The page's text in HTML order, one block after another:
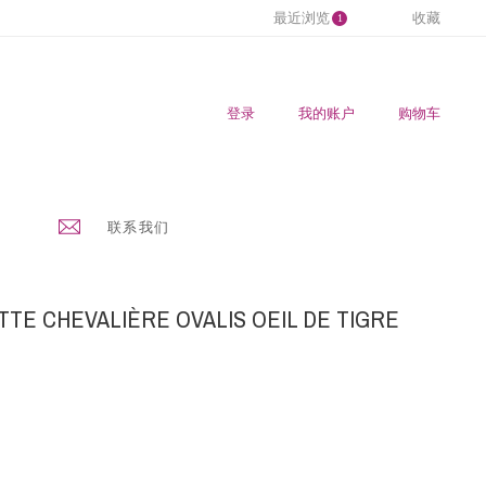
最近浏览 1 收藏
登录 我的账户 购物车
联系我们
CHEVALIÈRE OVALIS OEIL DE TIGRE